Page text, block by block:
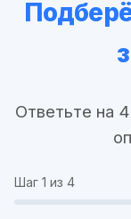
Ответьте на
Шаг 1 из 4